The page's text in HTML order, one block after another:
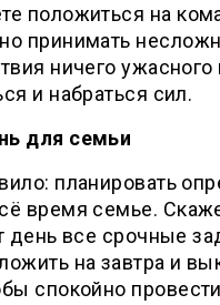
положиться на
принимать
ничего
и набраться сил.
для семьи
планировать
время семье.
день все срочные
на завтра и
спокойно